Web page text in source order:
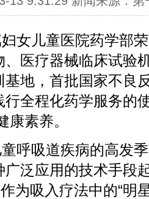
女儿童医院药学部
、医疗器械临床试验
基地，首批国家不良
行全程化药学服务的
康素养。
呼吸道疾病的高发
广泛应用的技术手段
为吸入疗法中的“明